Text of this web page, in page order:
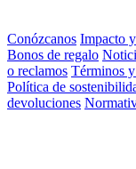
Conózcanos Impacto
Bonos de regalo
o reclamos Términos
Política de
devoluciones